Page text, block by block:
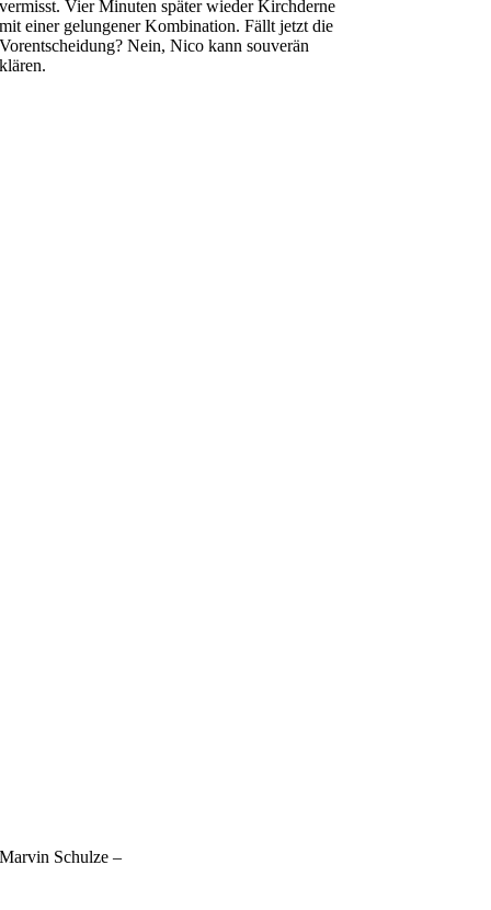
vermisst. Vier Minuten später wieder Kirchderne
mit einer gelungener Kombination. Fällt jetzt die
Vorentscheidung? Nein, Nico kann souverän
klären.
Marvin Schulze –